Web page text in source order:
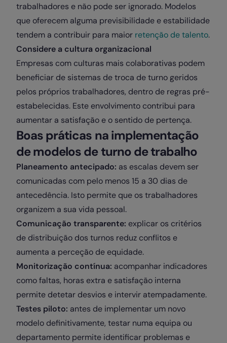
trabalhadores e não pode ser ignorado. Modelos
que oferecem alguma previsibilidade e estabilidade
tendem a contribuir para maior retenção de talento.
Considere a cultura organizacional
Empresas com culturas mais colaborativas podem
beneficiar de sistemas de troca de turno geridos
pelos próprios trabalhadores, dentro de regras pré-
estabelecidas. Este envolvimento contribui para
aumentar a satisfação e o sentido de pertença.
Boas práticas na implementação
de modelos de turno de trabalho
Planeamento antecipado: as escalas devem ser
comunicadas com pelo menos 15 a 30 dias de
antecedência. Isto permite que os trabalhadores
organizem a sua vida pessoal.
Comunicação transparente: explicar os critérios
de distribuição dos turnos reduz conflitos e
aumenta a perceção de equidade.
Monitorização contínua: acompanhar indicadores
como faltas, horas extra e satisfação interna
permite detetar desvios e intervir atempadamente.
Testes piloto: antes de implementar um novo
modelo definitivamente, testar numa equipa ou
departamento permite identificar problemas e